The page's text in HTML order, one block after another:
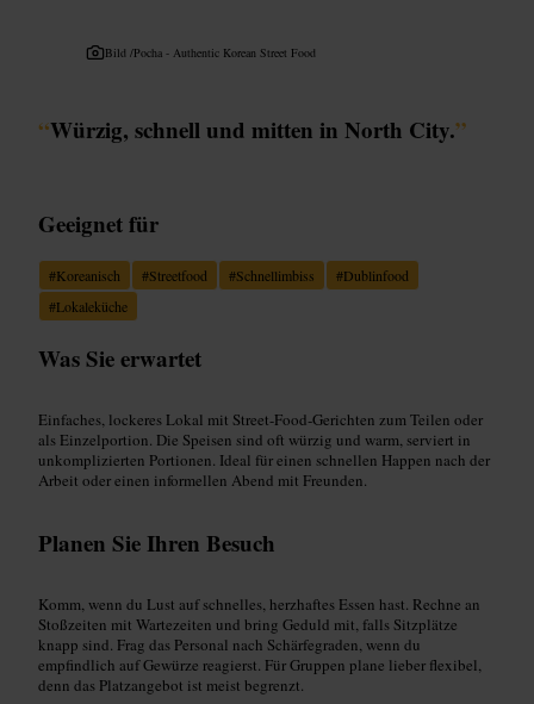
Bild /Pocha - Authentic Korean Street Food
“Würzig, schnell und mitten in North City.”
Geeignet für
#Koreanisch #Streetfood #Schnellimbiss #Dublinfood
#Lokaleküche
Was Sie erwartet
Einfaches, lockeres Lokal mit Street-Food‑Gerichten zum Teilen oder
als Einzelportion. Die Speisen sind oft würzig und warm, serviert in
unkomplizierten Portionen. Ideal für einen schnellen Happen nach der
Arbeit oder einen informellen Abend mit Freunden.
Planen Sie Ihren Besuch
Komm, wenn du Lust auf schnelles, herzhaftes Essen hast. Rechne an
Stoßzeiten mit Wartezeiten und bring Geduld mit, falls Sitzplätze
knapp sind. Frag das Personal nach Schärfegraden, wenn du
empfindlich auf Gewürze reagierst. Für Gruppen plane lieber flexibel,
denn das Platzangebot ist meist begrenzt.